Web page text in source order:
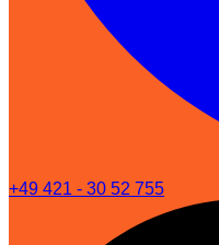
+49 421 - 30 52 755